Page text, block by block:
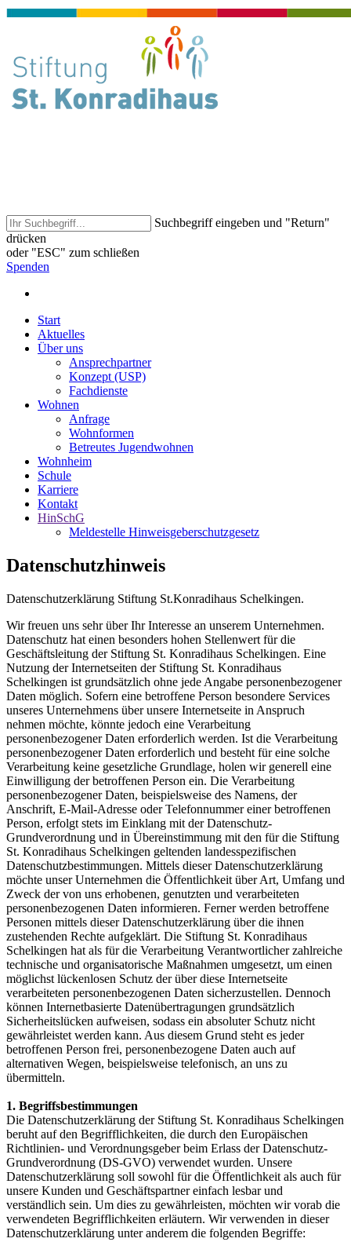
Suchbegriff eingeben und "Return"
drücken
oder "ESC" zum schließen
Spenden
Start
Aktuelles
Über uns
Ansprechpartner
Konzept (USP)
Fachdienste
Wohnen
Anfrage
Wohnformen
Betreutes Jugendwohnen
Wohnheim
Schule
Karriere
Kontakt
HinSchG
Meldestelle Hinweisgeberschutzgesetz
Datenschutzhinweis
Datenschutzerklärung Stiftung St.Konradihaus Schelkingen.
Wir freuen uns sehr über Ihr Interesse an unserem Unternehmen.
Datenschutz hat einen besonders hohen Stellenwert für die
Geschäftsleitung der Stiftung St. Konradihaus Schelkingen. Eine
Nutzung der Internetseiten der Stiftung St. Konradihaus
Schelkingen ist grundsätzlich ohne jede Angabe personenbezogener
Daten möglich. Sofern eine betroffene Person besondere Services
unseres Unternehmens über unsere Internetseite in Anspruch
nehmen möchte, könnte jedoch eine Verarbeitung
personenbezogener Daten erforderlich werden. Ist die Verarbeitung
personenbezogener Daten erforderlich und besteht für eine solche
Verarbeitung keine gesetzliche Grundlage, holen wir generell eine
Einwilligung der betroffenen Person ein. Die Verarbeitung
personenbezogener Daten, beispielsweise des Namens, der
Anschrift, E-Mail-Adresse oder Telefonnummer einer betroffenen
Person, erfolgt stets im Einklang mit der Datenschutz-
Grundverordnung und in Übereinstimmung mit den für die Stiftung
St. Konradihaus Schelkingen geltenden landesspezifischen
Datenschutzbestimmungen. Mittels dieser Datenschutzerklärung
möchte unser Unternehmen die Öffentlichkeit über Art, Umfang und
Zweck der von uns erhobenen, genutzten und verarbeiteten
personenbezogenen Daten informieren. Ferner werden betroffene
Personen mittels dieser Datenschutzerklärung über die ihnen
zustehenden Rechte aufgeklärt. Die Stiftung St. Konradihaus
Schelkingen hat als für die Verarbeitung Verantwortlicher zahlreiche
technische und organisatorische Maßnahmen umgesetzt, um einen
möglichst lückenlosen Schutz der über diese Internetseite
verarbeiteten personenbezogenen Daten sicherzustellen. Dennoch
können Internetbasierte Datenübertragungen grundsätzlich
Sicherheitslücken aufweisen, sodass ein absoluter Schutz nicht
gewährleistet werden kann. Aus diesem Grund steht es jeder
betroffenen Person frei, personenbezogene Daten auch auf
alternativen Wegen, beispielsweise telefonisch, an uns zu
übermitteln.
1. Begriffsbestimmungen
Die Datenschutzerklärung der Stiftung St. Konradihaus Schelkingen
beruht auf den Begrifflichkeiten, die durch den Europäischen
Richtlinien- und Verordnungsgeber beim Erlass der Datenschutz-
Grundverordnung (DS-GVO) verwendet wurden. Unsere
Datenschutzerklärung soll sowohl für die Öffentlichkeit als auch für
unsere Kunden und Geschäftspartner einfach lesbar und
verständlich sein. Um dies zu gewährleisten, möchten wir vorab die
verwendeten Begrifflichkeiten erläutern. Wir verwenden in dieser
Datenschutzerklärung unter anderem die folgenden Begriffe: